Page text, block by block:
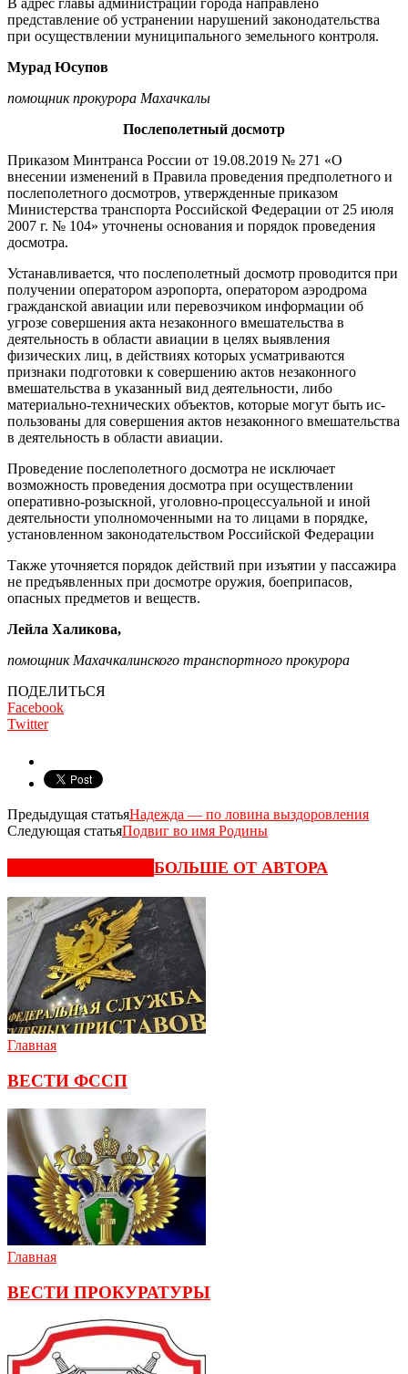
представление об устранении нарушений зако­нодательства
при осуществлении муниципального земельного кон­троля.
Мурад Юсупов
помощник прокурора Махачкалы
Послеполетный досмотр
Приказом Минтранса России от 19.08.2019 № 271 «О
внесении изменений в Правила проведения предполетного и
послеполетного досмотров, утвержденные при­казом
Министерства транспорта Российской Федерации от 25 июля
2007 г. № 104» уточнены основания и порядок проведения
досмотра.
Устанавливается, что послепо­летный досмотр проводится при
получении оператором аэропорта, оператором аэродрома
граждан­ской авиации или перевозчиком информации об
угрозе совершения акта незаконного вмешательства в
деятельность в области авиации в целях выявления
физических лиц, в действиях которых усматриваются
признаки подготовки к соверше­нию актов незаконного
вмешатель­ства в указанный вид деятельности, либо
материально-технических объектов, которые могут быть ис­
пользованы для совершения актов незаконного вмешательства
в дея­тельность в области авиации.
Проведение послеполетного до­смотра не исключает
возможность проведения досмотра при осу­ществлении
оперативно-розыск­ной, уголовно-процессуальной и иной
деятельности уполномочен­ными на то лицами в порядке,
уста­новленном законодательством Российской Федерации
Также уточняется порядок дей­ствий при изъятии у пассажира
не предъявленных при досмотре ору­жия, боеприпасов,
опасных пред­метов и веществ.
Лейла Халикова,
помощник Махачкалинского транспортного прокурора
ПОДЕЛИТЬСЯ
Facebook
Twitter
Предыдущая статьяНадежда — по ловина выздоровления
Следующая статьяПодвиг во имя Родины
БОЛЬШЕ ОТ АВТОРА
Главная
ВЕСТИ ФССП
Главная
ВЕСТИ ПРОКУРАТУРЫ